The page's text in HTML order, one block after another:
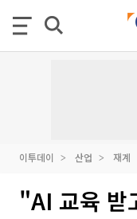
이투데이 산업 재계
"AI 교육 받